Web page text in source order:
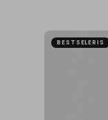
BESTSELERIS